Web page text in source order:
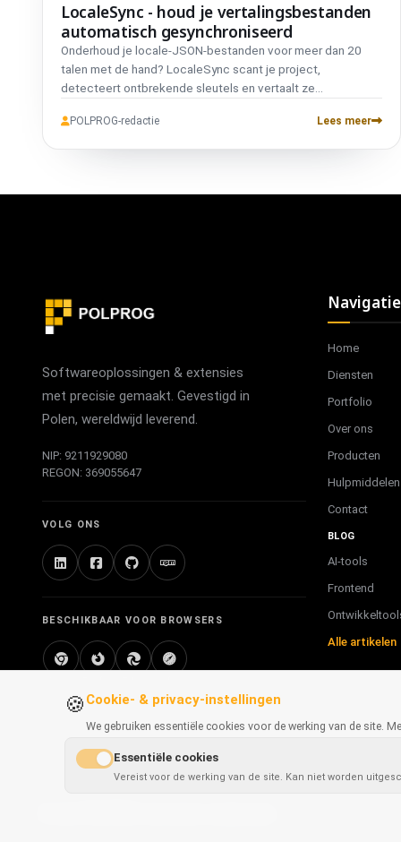
LocaleSync - houd je vertalingsbestanden
automatisch gesynchroniseerd
Onderhoud je locale-JSON-bestanden voor meer dan 20
talen met de hand? LocaleSync scant je project,
detecteert ontbrekende sleutels en vertaalt ze
placeholderbeveiliging, voortgangsregistratie en CI/CD-
POLPROG-redactie Lees meer
Softwareoplossingen & extensies
met precisie gemaakt. Gevestigd in
Polen, wereldwijd leverend.
NIP: 9211929080
REGON: 369055647
VOLG ONS
BESCHIKBAAR VOOR BROWSERS
Navigatie
Home
Diensten
Portfolio
Over ons
Producten
Hulpmiddelen
Contact
BLOG
AI-tools
Frontend
Alle artikelen
🍪 Cookie- & privacy-instellingen
We gebruiken essentiële cookies voor de werking van de site.
Essentiële cookies
Vereist voor de werking van de site. Kan niet worden